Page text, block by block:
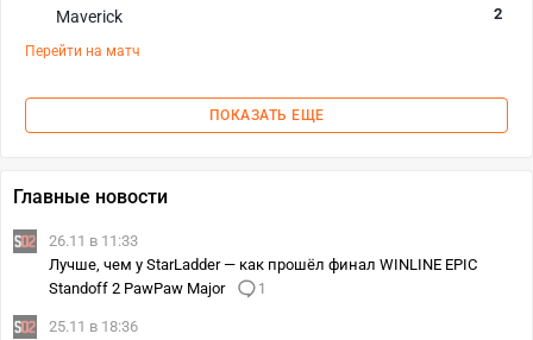
Maverick
2
Перейти на матч
ПОКАЗАТЬ ЕЩЕ
Главные новости
26.11 в 11:33
Лучше, чем у StarLadder — как прошёл финал WINLINE EPIC
Standoff 2 PawPaw Major
1
25.11 в 18:36